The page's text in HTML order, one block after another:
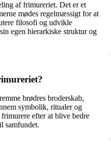
af frimureriet. Det er et
mødes regelmæssigt for at
filosofi og udvikle
egen hierarkiske struktur og
brødres broderskab,
symbolik, ritualer og
efter at blive bedre
samfundet.